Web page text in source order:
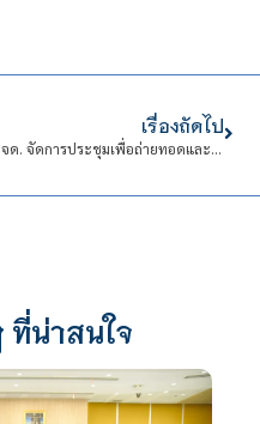
เรื่องถัดไป
สจด. จัดการประชุมเพื่อถ่ายทอดและมอบนโยบาย และเสริมสร้างความรู้ความเข้าใจที่เกี่ยวข้อง NO Gift Policy ประจำปี 2569
ที่น่าสนใจ